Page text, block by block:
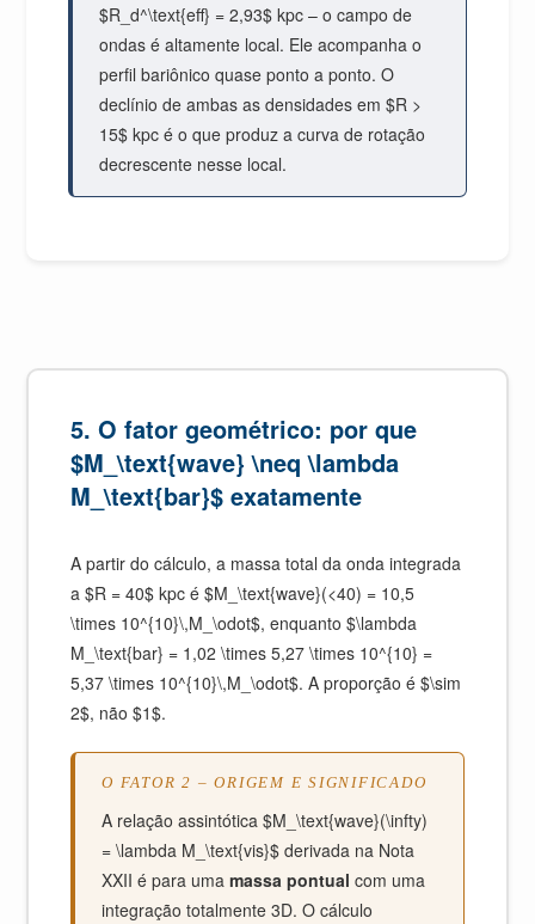
$R_d^\text{eff} = 2,93$ kpc – o campo de
ondas é altamente local. Ele acompanha o
perfil bariônico quase ponto a ponto. O
declínio de ambas as densidades em $R >
15$ kpc é o que produz a curva de rotação
decrescente nesse local.
5. O fator geométrico: por que
$M_\text{wave} \neq \lambda
M_\text{bar}$ exatamente
A partir do cálculo, a massa total da onda integrada
a $R = 40$ kpc é $M_\text{wave}(<40) = 10,5
\times 10^{10}\,M_\odot$, enquanto $\lambda
M_\text{bar} = 1,02 \times 5,27 \times 10^{10} =
5,37 \times 10^{10}\,M_\odot$. A proporção é $\sim
2$, não $1$.
O FATOR 2 – ORIGEM E SIGNIFICADO
A relação assintótica $M_\text{wave}(\infty)
= \lambda M_\text{vis}$ derivada na Nota
XXII é para umamassa pontual com uma
integração totalmente 3D. O cálculo